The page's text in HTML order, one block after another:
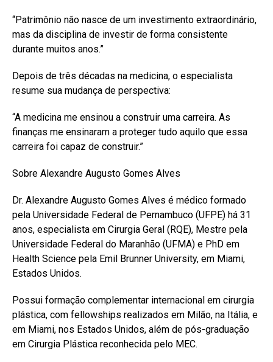
“Patrimônio não nasce de um investimento extraordinário,
mas da disciplina de investir de forma consistente
durante muitos anos.”
Depois de três décadas na medicina, o especialista
resume sua mudança de perspectiva:
“A medicina me ensinou a construir uma carreira. As
finanças me ensinaram a proteger tudo aquilo que essa
carreira foi capaz de construir.”
Sobre Alexandre Augusto Gomes Alves
Dr. Alexandre Augusto Gomes Alves é médico formado
pela Universidade Federal de Pernambuco (UFPE) há 31
anos, especialista em Cirurgia Geral (RQE), Mestre pela
Universidade Federal do Maranhão (UFMA) e PhD em
Health Science pela Emil Brunner University, em Miami,
Estados Unidos.
Possui formação complementar internacional em cirurgia
plástica, com fellowships realizados em Milão, na Itália, e
em Miami, nos Estados Unidos, além de pós-graduação
em Cirurgia Plástica reconhecida pelo MEC.